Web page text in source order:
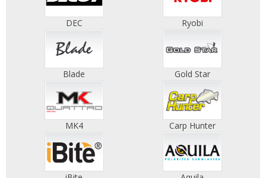
DEC Ryobi
Blade Gold Star
MK4 Carp Hunter